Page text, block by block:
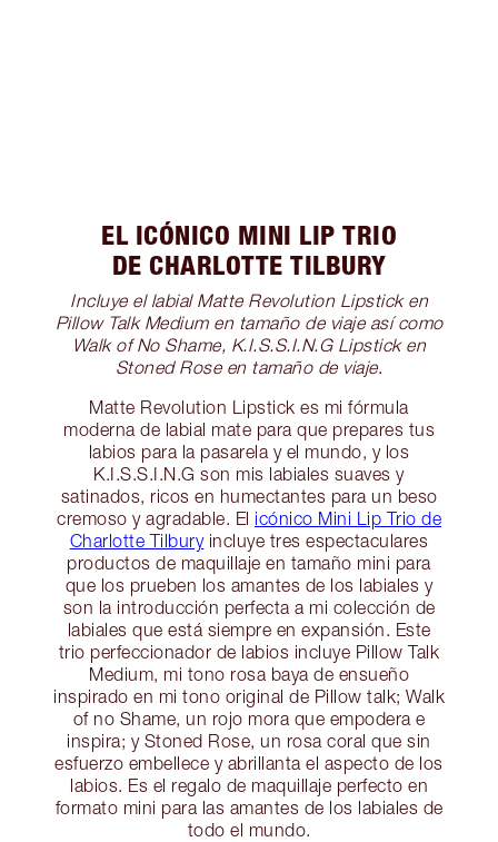
EL ICÓNICO MINI LIP TRIO
DE CHARLOTTE TILBURY
Incluye el labial Matte Revolution Lipstick en
Pillow Talk Medium en tamaño de viaje así como
Walk of No Shame, K.I.S.S.I.N.G Lipstick en
Stoned Rose en tamaño de viaje.
Matte Revolution Lipstick es mi fórmula
moderna de labial mate para que prepares tus
labios para la pasarela y el mundo, y los
K.I.S.S.I.N.G son mis labiales suaves y
satinados, ricos en humectantes para un beso
cremoso y agradable. El icónico Mini Lip Trio de
Charlotte Tilburyincluye tres espectaculares
productos de maquillaje en tamaño mini para
que los prueben los amantes de los labiales y
son la introducción perfecta a mi colección de
labiales que está siempre en expansión. Este
trio perfeccionador de labios incluye Pillow Talk
Medium, mi tono rosa baya de ensueño
inspirado en mi tono original de Pillow talk; Walk
of no Shame, un rojo mora que empodera e
inspira; y Stoned Rose, un rosa coral que sin
esfuerzo embellece y abrillanta el aspecto de los
labios. Es el regalo de maquillaje perfecto en
formato mini para las amantes de los labiales de
todo el mundo.